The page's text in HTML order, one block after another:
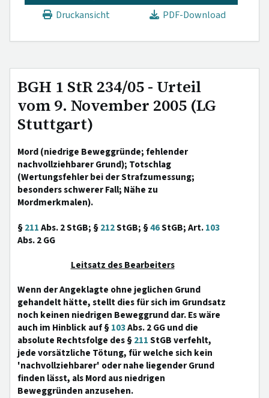
Druckansicht
PDF-Download
BGH 1 StR 234/05 - Urteil
vom 9. November 2005 (LG
Stuttgart)
Mord (niedrige Beweggründe; fehlender
nachvollziehbarer Grund); Totschlag
(Wertungsfehler bei der Strafzumessung;
besonders schwerer Fall; Nähe zu
Mordmerkmalen).
§211Abs. 2 StGB; §212StGB; §46StGB; Art.103
Abs. 2 GG
Leitsatz des Bearbeiters
Wenn der Angeklagte ohne jeglichen Grund
gehandelt hätte, stellt dies für sich im Grundsatz
noch keinen niedrigen Beweggrund dar. Es wäre
auch im Hinblick auf §103Abs. 2 GG und die
absolute Rechtsfolge des §211StGB verfehlt,
jede vorsätzliche Tötung, für welche sich kein
'nachvollziehbarer' oder nahe liegender Grund
finden lässt, als Mord aus niedrigen
Beweggründen anzusehen.